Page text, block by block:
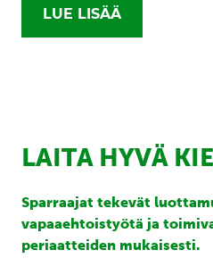
LUE LISÄÄ
LAITA HYVÄ
Sparraajat tekevät
vapaaehtoistyötä ja
periaatteiden mukaisesti.